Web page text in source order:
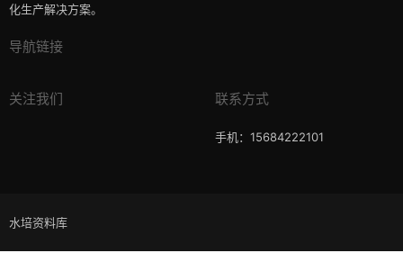
化生产解决方案。
导航链接
关注我们 联系方式
手机：15684222101
水培资料库